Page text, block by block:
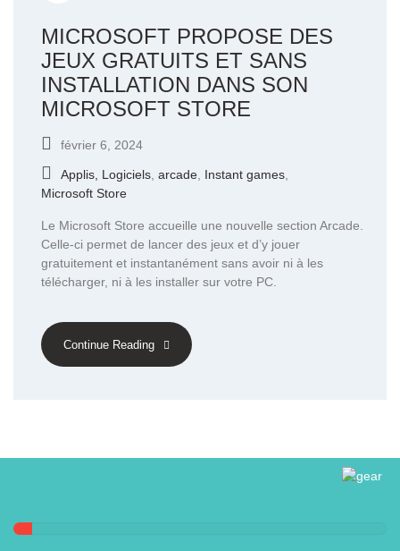
MICROSOFT PROPOSE DES
JEUX GRATUITS ET SANS
INSTALLATION DANS SON
MICROSOFT STORE
février 6, 2024
Applis, Logiciels arcade Instant games
Microsoft Store
Le Microsoft Store accueille une nouvelle section Arcade.
Celle-ci permet de lancer des jeux et d’y jouer
gratuitement et instantanément sans avoir ni à les
télécharger, ni à les installer sur votre PC.
Continue Reading